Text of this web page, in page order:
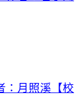
：月照溪【校